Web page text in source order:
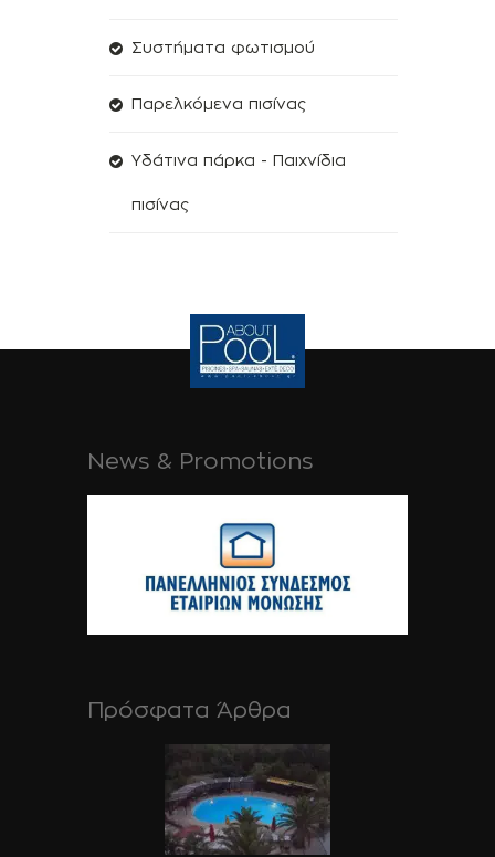
Συστήματα φωτισμού
Παρελκόμενα πισίνας
Υδάτινα πάρκα - Παιχνίδια
πισίνας
News & Promotions
Πρόσφατα Άρθρα